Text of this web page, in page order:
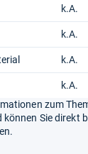
k.A.
k.A.
k.A.
k.A.
zum
können Sie direkt